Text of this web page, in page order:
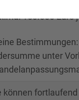
150.000
unter
können fortlaufend